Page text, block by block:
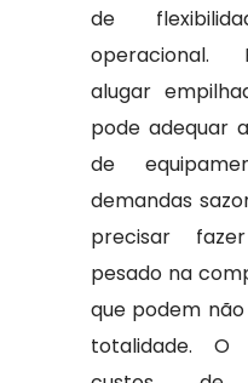
de
operacional.
alugar
pode adequar
de
demandas
precisar
pesado na
que podem
totalidade. O